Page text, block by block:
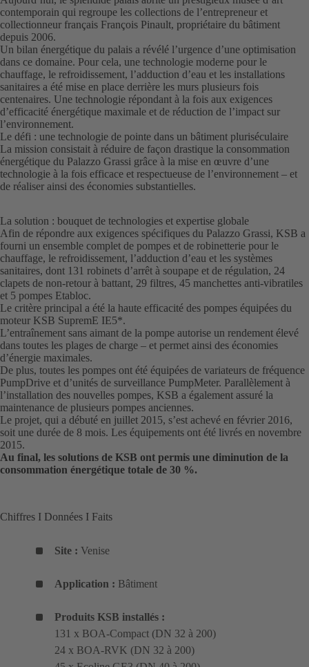
contemporain qui regroupe les collections de l’entrepreneur et
collectionneur français François Pinault, propriétaire du bâtiment
depuis 2006.
Un bilan énergétique du palais a révélé l’urgence d’une optimisation
dans ce domaine. Pour cela, une technologie moderne pour le
chauffage, le refroidissement, l’adduction d’eau et les installations
sanitaires a été mise en place derrière les murs plusieurs fois
centenaires. Une technologie répondant à la fois aux exigences
d’efficacité énergétique maximale et de réduction de l’impact sur
l’environnement.
Le défi : une technologie de pointe dans un bâtiment pluriséculaire
La mission consistait à réduire de façon drastique la consommation
énergétique du Palazzo Grassi grâce à la mise en œuvre d’une
technologie à la fois efficace et respectueuse de l’environnement – et
de réaliser ainsi des économies substantielles.
La solution : bouquet de technologies et expertise globale
Afin de répondre aux exigences spécifiques du Palazzo Grassi, KSB a
fourni un ensemble complet de pompes et de robinetterie pour le
chauffage, le refroidissement, l’adduction d’eau et les systèmes
sanitaires, dont 131 robinets d’arrêt à soupape et de régulation, 24
clapets de non-retour à battant, 29 filtres, 45 manchettes anti-vibratiles
et 5 pompes Etabloc.
Le critère principal a été la haute efficacité des pompes équipées du
moteur KSB SupremE IE5*.
L’entraînement sans aimant de la pompe autorise un rendement élevé
dans toutes les plages de charge – et permet ainsi des économies
d’énergie maximales.
De plus, toutes les pompes ont été équipées de variateurs de fréquence
PumpDrive et d’unités de surveillance PumpMeter. Parallèlement à
l’installation des nouvelles pompes, KSB a également assuré la
maintenance de plusieurs pompes anciennes.
Le projet, qui a débuté en juillet 2015, s’est achevé en février 2016,
soit une durée de 8 mois. Les équipements ont été livrés en novembre
2015.
Au final, les solutions de KSB ont permis une diminution de la
consommation énergétique totale de 30 %.
Chiffres I Données I Faits
Site : Venise
Application : Bâtiment
Produits KSB installés :
131 x BOA-Compact (DN 32 à 200)
24 x BOA-RVK (DN 32 à 200)